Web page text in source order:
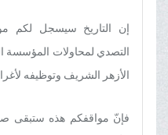
إن التاریخ سیسجل لکم
التصدي لمحاولات المؤسسة
الأزهر الشریف وتوظیفه
فإنّ مواقفکم هذه ستبقی